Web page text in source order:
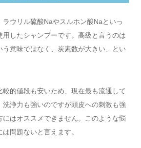
ウリル硫酸Naやスルホン酸Naといっ
用したシャンプーです。高級と言うのは
意味ではなく、炭素数が大きい、とい
的値段も安いため、現在最も流通して
洗浄力も強いのですが頭皮への刺激も強
にはオススメできません。このような悩
問題ないと言えます。